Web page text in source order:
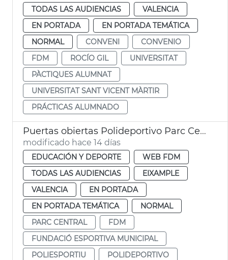
TODAS LAS AUDIENCIAS
VALENCIA
EN PORTADA
EN PORTADA TEMÁTICA
NORMAL
CONVENI
CONVENIO
FDM
ROCÍO GIL
UNIVERSITAT
PÀCTIQUES ALUMNAT
UNIVERSITAT SANT VICENT MÀRTIR
PRÁCTICAS ALUMNADO
Puertas obiertas Polideportivo Parc Central
modificado hace 14 días
EDUCACIÓN Y DEPORTE
WEB FDM
TODAS LAS AUDIENCIAS
EIXAMPLE
VALENCIA
EN PORTADA
EN PORTADA TEMÁTICA
NORMAL
PARC CENTRAL
FDM
FUNDACIÓ ESPORTIVA MUNICIPAL
POLIESPORTIU
POLIDEPORTIVO